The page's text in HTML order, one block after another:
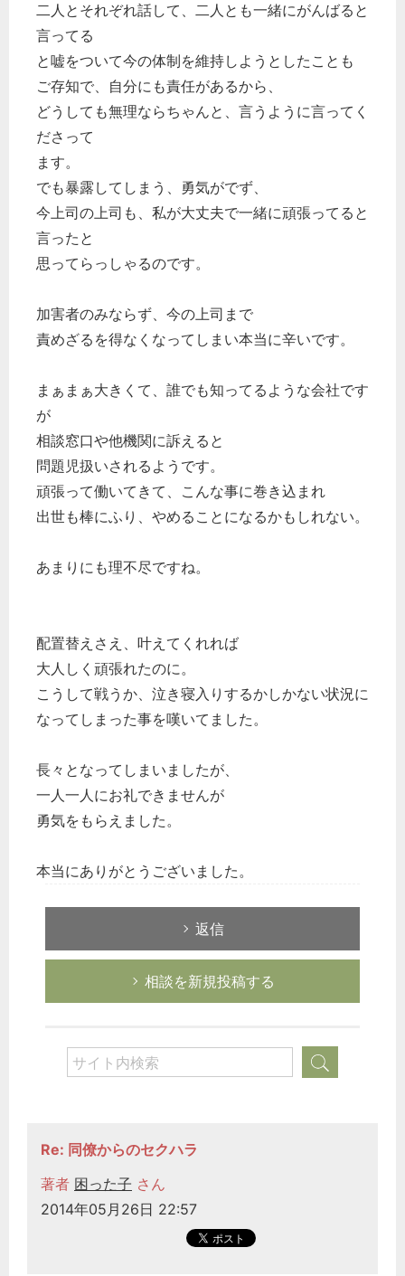
二人とそれぞれ話して、二人とも一緒にがんばると
言ってる
と嘘をついて今の体制を維持しようとしたことも
ご存知で、自分にも責任があるから、
どうしても無理ならちゃんと、言うように言ってく
ださって
ます。
でも暴露してしまう、勇気がでず、
今上司の上司も、私が大丈夫で一緒に頑張ってると
言ったと
思ってらっしゃるのです。
加害者のみならず、今の上司まで
責めざるを得なくなってしまい本当に辛いです。
まぁまぁ大きくて、誰でも知ってるような会社です
が
相談窓口や他機関に訴えると
問題児扱いされるようです。
頑張って働いてきて、こんな事に巻き込まれ
出世も棒にふり、やめることになるかもしれない。
あまりにも理不尽ですね。
配置替えさえ、叶えてくれれば
大人しく頑張れたのに。
こうして戦うか、泣き寝入りするかしかない状況に
なってしまった事を嘆いてました。
長々となってしまいましたが、
一人一人にお礼できませんが
勇気をもらえました。
本当にありがとうございました。
返信
相談を新規投稿する
Re: 同僚からのセクハラ
著者 困った子 さん
2014年05月26日 22:57